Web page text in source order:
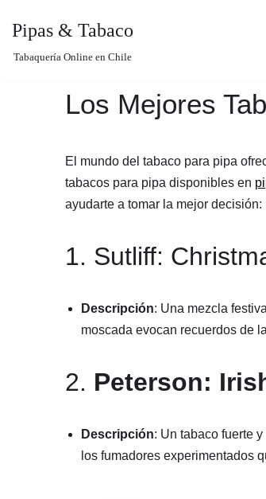
Saltar
Pipas & Tabaco
Tabaquería Online en Chile
Los Mejores
El mundo del tabaco para pipa
tabacos para pipa disponibles en
ayudarte a tomar la mejor decisión:
1. Sutliff:
Descripción: Una mezcla
moscada evocan recuerdos de
2. Peterson:
Descripción: Un tabaco fuerte
los fumadores experimentados